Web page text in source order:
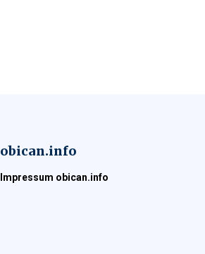
obican.info
Impressum obican.info